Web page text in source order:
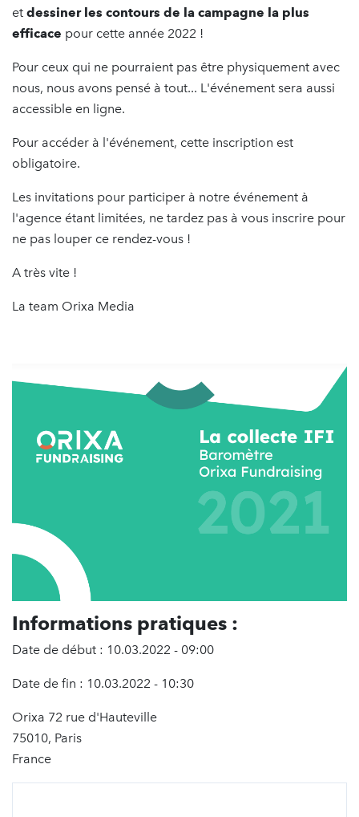
et dessiner les contours de la campagne la plus
efficace pour cette année 2022 !
Pour ceux qui ne pourraient pas être physiquement avec
nous, nous avons pensé à tout... L'événement sera aussi
accessible en ligne.
Pour accéder à l'événement, cette inscription est
obligatoire.
Les invitations pour participer à notre événement à
l'agence étant limitées, ne tardez pas à vous inscrire pour
ne pas louper ce rendez-vous !
A très vite !
La team Orixa Media
Informations pratiques :
Date de début : 10.03.2022 - 09:00
Date de fin : 10.03.2022 - 10:30
Orixa 72 rue d'Hauteville
75010, Paris
France